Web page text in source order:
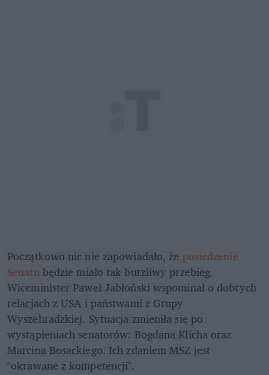
Początkowo nic nie zapowiadało, że posiedzenie
Senatu będzie miało tak burzliwy przebieg.
Wiceminister Paweł Jabłoński wspominał o dobrych
relacjach z USA i państwami z Grupy
Wyszehradzkiej. Sytuacja zmieniła się po
wystąpieniach senatorów: Bogdana Klicha oraz
Marcina Bosackiego. Ich zdaniem MSZ jest
"okrawane z kompetencji".